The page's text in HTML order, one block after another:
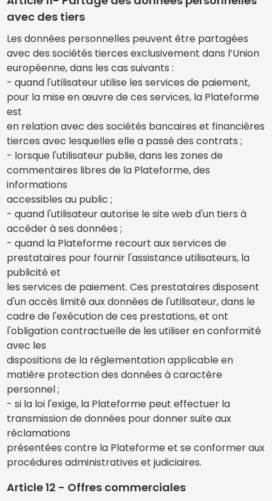
avec des tiers
Les données personnelles peuvent être partagées
avec des sociétés tierces exclusivement dans l’Union
européenne, dans les cas suivants :
- quand l'utilisateur utilise les services de paiement,
pour la mise en œuvre de ces services, la Plateforme
est
en relation avec des sociétés bancaires et financières
tierces avec lesquelles elle a passé des contrats ;
- lorsque l'utilisateur publie, dans les zones de
commentaires libres de la Plateforme, des
informations
accessibles au public ;
- quand l'utilisateur autorise le site web d'un tiers à
accéder à ses données ;
- quand la Plateforme recourt aux services de
prestataires pour fournir l'assistance utilisateurs, la
publicité et
les services de paiement. Ces prestataires disposent
d'un accès limité aux données de l'utilisateur, dans le
cadre de l'exécution de ces prestations, et ont
l'obligation contractuelle de les utiliser en conformité
avec les
dispositions de la réglementation applicable en
matière protection des données à caractère
personnel ;
- si la loi l'exige, la Plateforme peut effectuer la
transmission de données pour donner suite aux
réclamations
présentées contre la Plateforme et se conformer aux
procédures administratives et judiciaires.
Article 12 - Offres commerciales